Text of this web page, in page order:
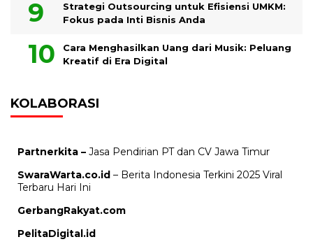
Strategi Outsourcing untuk Efisiensi UMKM:
Fokus pada Inti Bisnis Anda
Cara Menghasilkan Uang dari Musik: Peluang
Kreatif di Era Digital
KOLABORASI
Partnerkita – Jasa Pendirian PT dan CV Jawa Timur
SwaraWarta.co.id – Berita Indonesia Terkini 2025 Viral
Terbaru Hari Ini
GerbangRakyat.com
PelitaDigital.id